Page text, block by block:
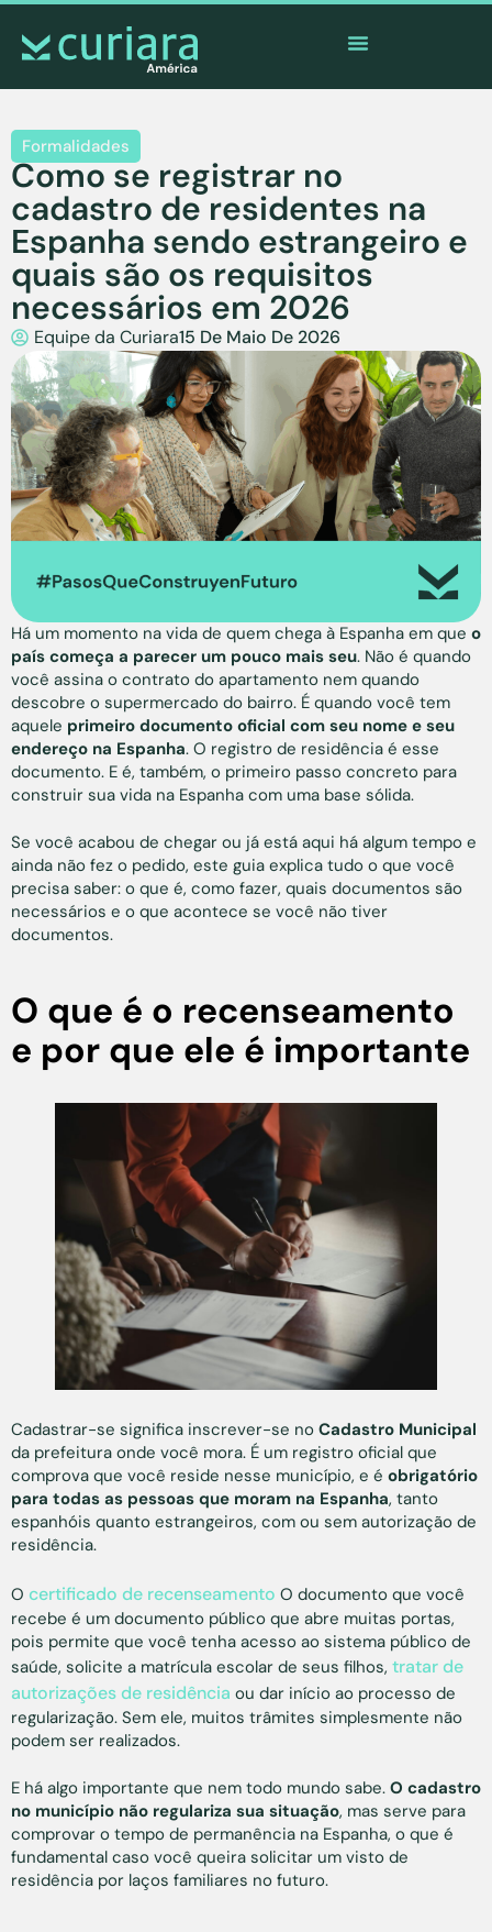
Formalidades
Como se registrar no
cadastro de residentes na
Espanha sendo estrangeiro e
quais são os requisitos
necessários em 2026
Equipe da Curiara15 De Maio De 2026
Há um momento na vida de quem chega à Espanha em que o
país começa a parecer um pouco mais seu. Não é quando
você assina o contrato do apartamento nem quando
descobre o supermercado do bairro. É quando você tem
aquele primeiro documento oficial com seu nome e seu
endereço na Espanha. O registro de residência é esse
documento. E é, também, o primeiro passo concreto para
construir sua vida na Espanha com uma base sólida.
Se você acabou de chegar ou já está aqui há algum tempo e
ainda não fez o pedido, este guia explica tudo o que você
precisa saber: o que é, como fazer, quais documentos são
necessários e o que acontece se você não tiver
documentos.
O que é o recenseamento
e por que ele é importante
Cadastrar-se significa inscrever-se no Cadastro Municipal
da prefeitura onde você mora. É um registro oficial que
comprova que você reside nesse município, e é obrigatório
para todas as pessoas que moram na Espanha, tanto
espanhóis quanto estrangeiros, com ou sem autorização de
residência.
O certificado de recenseamento O documento que você
recebe é um documento público que abre muitas portas,
pois permite que você tenha acesso ao sistema público de
saúde, solicite a matrícula escolar de seus filhos, tratar de
autorizações de residência ou dar início ao processo de
regularização. Sem ele, muitos trâmites simplesmente não
podem ser realizados.
E há algo importante que nem todo mundo sabe. O cadastro
no município não regulariza sua situação, mas serve para
comprovar o tempo de permanência na Espanha, o que é
fundamental caso você queira solicitar um visto de
residência por laços familiares no futuro.